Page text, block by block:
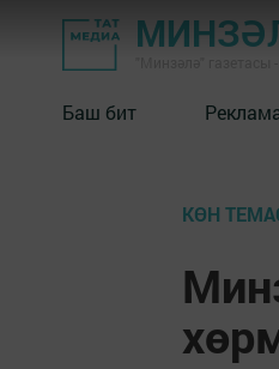
Баш бит
КӨН